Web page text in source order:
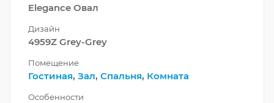
Elegance Овал
Дизайн
4959Z Grey-Grey
Помещение
Гостиная, Зал, Спальня, Комната
Особенности